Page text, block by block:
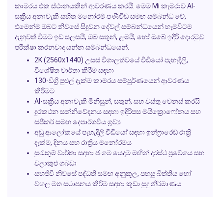
කාමරය එක ස්ථානයකින් ආවරණය කරයි. මෙම Mi කැමරාව AI-
සක්‍රීය අනාවැකි සහිත මනෝරම් පණිවිඩ සමඟ සම්බන්ධ වේ,
එමෙන්ම ඔබට නිවසේ සිදුවන දේවල් සම්බන්ධයෙන් හැමවිටම
දැනුවත් වීමට ඉඩ සලසයි, ඔබ සතුන්, ළමයි, හෝ ඔබේ ඉදිරි දොරටුව
පරීක්ෂා කරනවාද යන්න සම්බන්ධයෙන්.
2K (2560x1440) උසස් විශාලත්වයේ වීඩියෝ පැහැදිලි,
විශේෂිත වාර්තා කිරීම සඳහා
130-ඩිග්‍රී පුළුල් දැක්ම කාමරය සම්පූර්ණයෙන් ආවරණය
කිරීමට
AI-සක්‍රීය අනාවැකි මිනිසුන්, සතුන්, සහ වස්තු වෙනස් කරයි
දුරකථන සන්නිවේදනය සඳහා ඉදිරිපස මයික්‍රොෆෝනය සහ
ස්පීකර් සමඟ දෙපාර්ශවීය ශ්‍රව්‍ය
අඩු ආලෝකයේ පැහැදිලි වීඩියෝ සඳහා ඉන්ෆ්‍රාරෙඩ් රාත්‍රි
දැක්ම, දිනය සහ රාත්‍රිය මනෝරමය
සුරැකුම් වාර්තා සඳහා ජංගම යෙදුම මඟින් දුරස්ථ ප්‍රවේශය සහ
වලාකුළු ගබඩා
සහජීවී නිවසේ පද්ධති සමඟ අනුකූල, පහසු බිත්තිය හෝ
වහල මත ස්ථාපනය කිරීම සඳහා කුඩා සුදු නිර්මාණය